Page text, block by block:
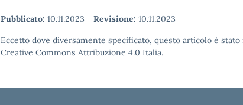
Pubblicato: 10.11.2023 - Revisione: 10.11.2023
Eccetto dove diversamente specificato, questo articolo è
Creative Commons Attribuzione 4.0 Italia.